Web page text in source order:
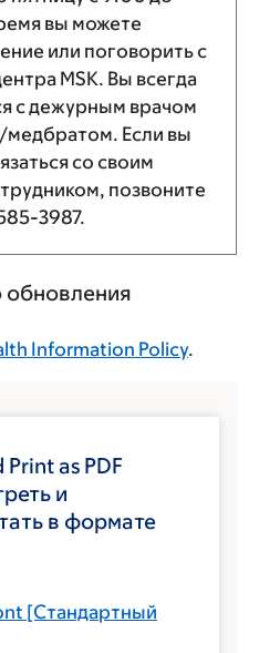
вы можете
или поговорить с
MSK. Вы всегда
с дежурным врачом
Если вы
со своим
позвоните
3987.
обновления
Information Policy.
as PDF
и
в формате
[Стандартный